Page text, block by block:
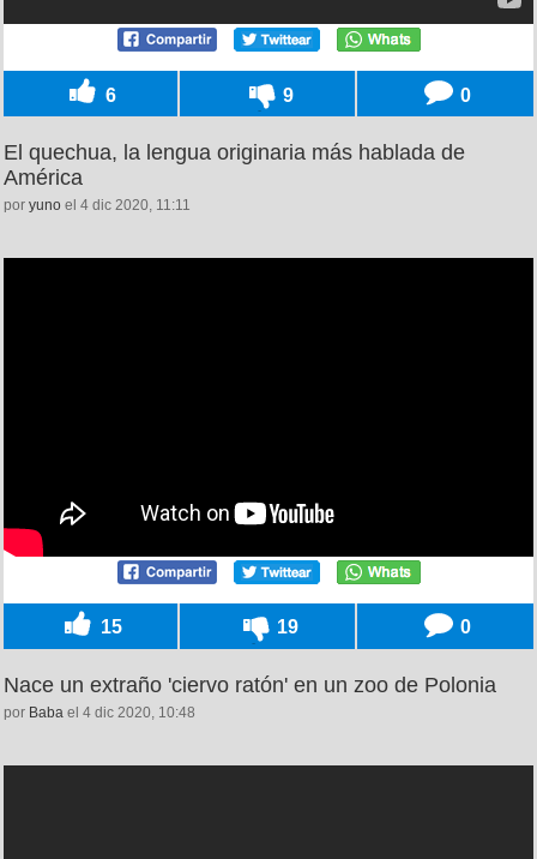
6 9 0
El quechua, la lengua originaria más hablada de
América
por yuno el 4 dic 2020, 11:11
15 19 0
Nace un extraño 'ciervo ratón' en un zoo de Polonia
por Baba el 4 dic 2020, 10:48